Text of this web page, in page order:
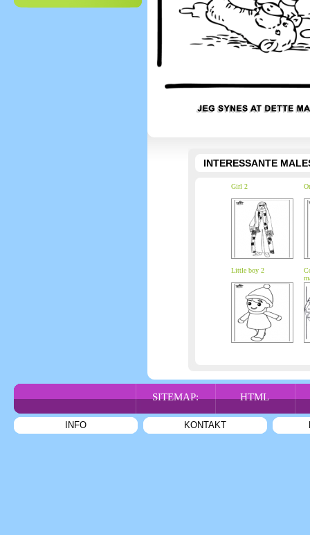
INTERESSANTE
Girl 2
Little boy 2
SITEMAP: HTML
INFO KONTAKT